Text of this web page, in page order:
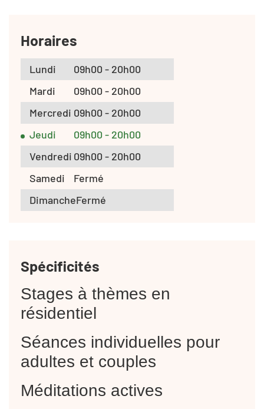
Horaires
Lundi
09h00 - 20h00
Mardi
09h00 - 20h00
Mercredi 09h00 - 20h00
Jeudi
09h00 - 20h00
Vendredi 09h00 - 20h00
Samedi
Fermé
DimancheFermé
Spécificités
Stages à thèmes en
résidentiel
Séances individuelles pour
adultes et couples
Méditations actives